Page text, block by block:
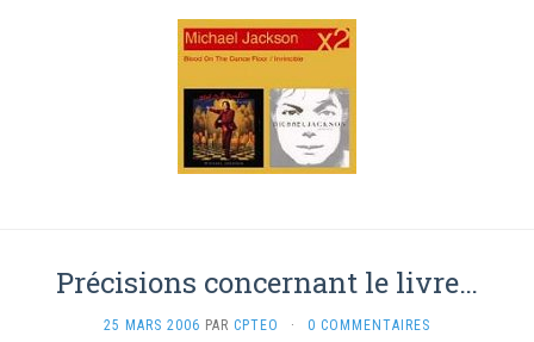
Précisions concernant le livre…
25 MARS 2006 PAR CPTEO · 0 COMMENTAIRES